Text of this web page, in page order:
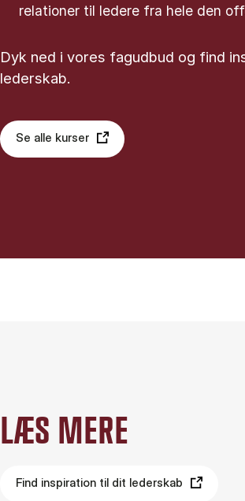
relationer til ledere fra hele den
Dyk ned i vores fagudbud og find
lederskab.
Se alle kurser
LÆS MERE
Find inspiration til dit lederskab